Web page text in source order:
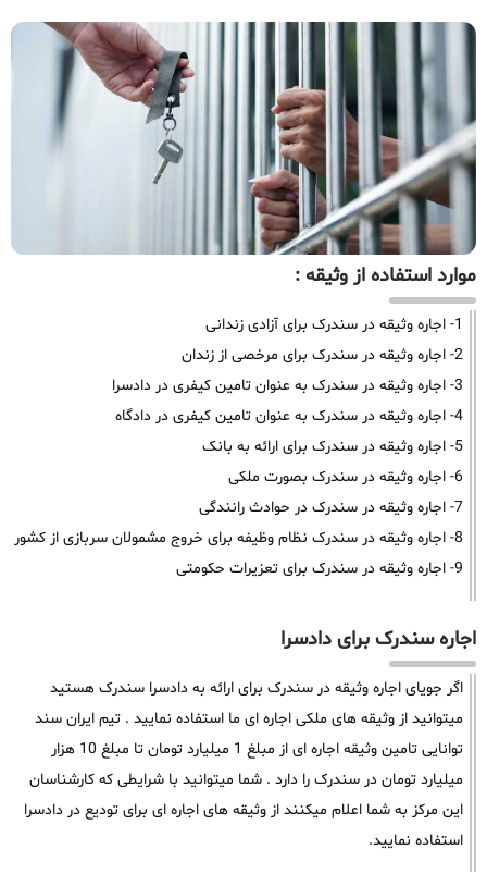
موارد استفاده از وثیقه :
1- اجاره وثیقه در سندرک برای آزادی زندانی
2- اجاره وثیقه در سندرک برای مرخصی از زندان
3- اجاره وثیقه در سندرک به عنوان تامین کیفری در دادسرا
4- اجاره وثیقه در سندرک به عنوان تامین کیفری در دادگاه
5- اجاره وثیقه در سندرک برای ارائه به بانک
6- اجاره وثیقه در سندرک بصورت ملکی
7- اجاره وثیقه در سندرک در حوادث رانندگی
8- اجاره وثیقه در سندرک نظام وظیفه برای خروج مشمولان سربازی از کشور
9- اجاره وثیقه در سندرک برای تعزیرات حکومتی
اجاره سندرک برای دادسرا
اگر جویای اجاره وثیقه در سندرک برای ارائه به دادسرا سندرک هستید
میتوانید از وثیقه های ملکی اجاره ای ما استفاده نمایید . تیم ایران سند
توانایی تامین وثیقه اجاره ای از مبلغ 1 میلیارد تومان تا مبلغ 10 هزار
میلیارد تومان در سندرک را دارد . شما میتوانید با شرایطی که کارشناسان
این مرکز به شما اعلام میکنند از وثیقه های اجاره ای برای تودیع در دادسرا
استفاده نمایید.